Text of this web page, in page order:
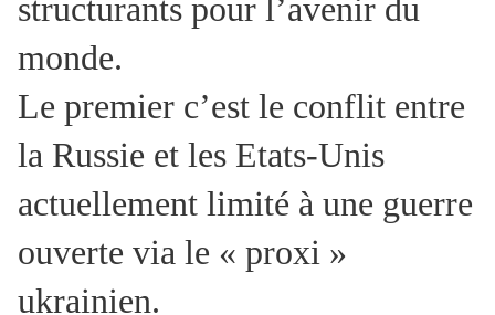
structurants pour l’avenir du
monde.
Le premier c’est le conflit entre
la Russie et les Etats-Unis
actuellement limité à une guerre
ouverte via le « proxi »
ukrainien.